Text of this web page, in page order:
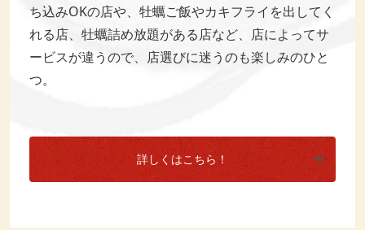
ち込みOKの店や、牡蠣ご飯やカキフライを出してく
れる店、牡蠣詰め放題がある店など、店によってサ
ービスが違うので、店選びに迷うのも楽しみのひと
つ。
詳しくはこちら！